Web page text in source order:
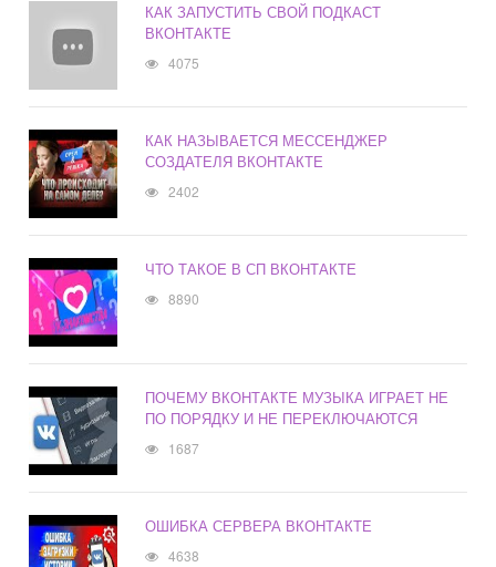
КАК ЗАПУСТИТЬ СВОЙ ПОДКАСТ
ВКОНТАКТЕ
4075
КАК НАЗЫВАЕТСЯ МЕССЕНДЖЕР
СОЗДАТЕЛЯ ВКОНТАКТЕ
2402
ЧТО ТАКОЕ В СП ВКОНТАКТЕ
8890
ПОЧЕМУ ВКОНТАКТЕ МУЗЫКА ИГРАЕТ НЕ
ПО ПОРЯДКУ И НЕ ПЕРЕКЛЮЧАЮТСЯ
1687
ОШИБКА СЕРВЕРА ВКОНТАКТЕ
4638